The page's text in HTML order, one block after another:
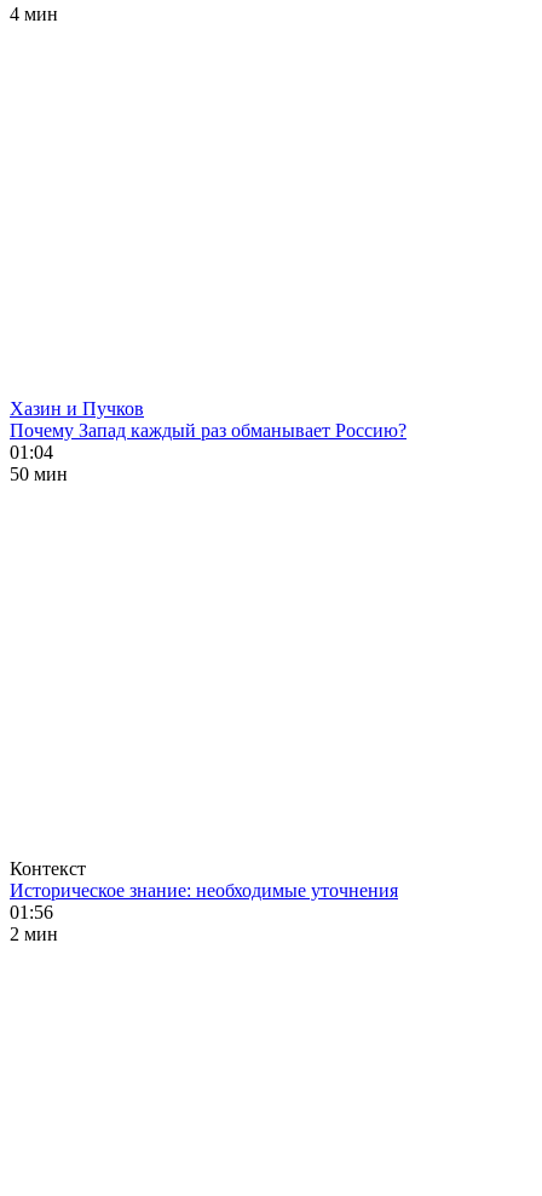
4 мин
Хазин и Пучков
Почему Запад каждый раз обманывает Россию?
01:04
50 мин
Контекст
Историческое знание: необходимые уточнения
01:56
2 мин